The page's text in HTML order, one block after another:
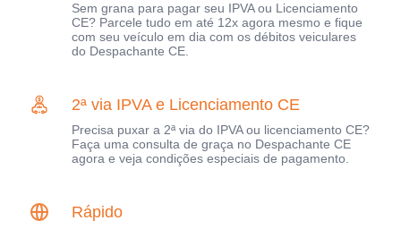
Sem grana para pagar seu IPVA ou Licenciamento
CE? Parcele tudo em até 12x agora mesmo e fique
com seu veículo em dia com os débitos veiculares
do Despachante CE.
2ª via IPVA e Licenciamento CE
Precisa puxar a 2ª via do IPVA ou licenciamento CE?
Faça uma consulta de graça no Despachante CE
agora e veja condições especiais de pagamento.
Rápido